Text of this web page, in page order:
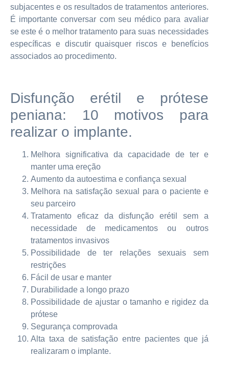
subjacentes e os resultados de tratamentos anteriores.
É importante conversar com seu médico para avaliar
se este é o melhor tratamento para suas necessidades
específicas e discutir quaisquer riscos e benefícios
associados ao procedimento.
Disfunção erétil e prótese
peniana: 10 motivos para
realizar o implante.
Melhora significativa da capacidade de ter e
manter uma ereção
Aumento da autoestima e confiança sexual
Melhora na satisfação sexual para o paciente e
seu parceiro
Tratamento eficaz da disfunção erétil sem a
necessidade de medicamentos ou outros
tratamentos invasivos
Possibilidade de ter relações sexuais sem
restrições
Fácil de usar e manter
Durabilidade a longo prazo
Possibilidade de ajustar o tamanho e rigidez da
prótese
Segurança comprovada
Alta taxa de satisfação entre pacientes que já
realizaram o implante.